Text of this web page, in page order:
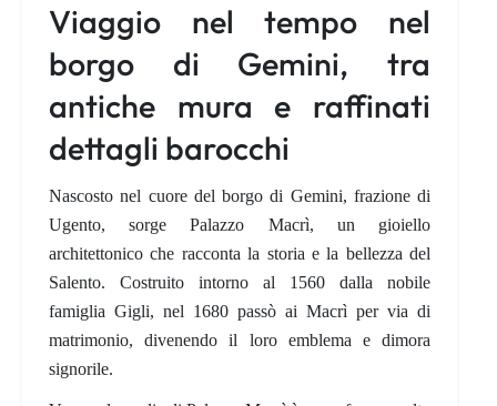
Viaggio nel tempo nel
borgo di Gemini, tra
antiche mura e raffinati
dettagli barocchi
Nascosto nel cuore del borgo di Gemini, frazione di
Ugento, sorgePalazzo Macrì, un gioiello
architettonico che racconta la storia e la bellezza del
Salento. Costruito intorno al 1560 dalla nobile
famiglia Gigli, nel 1680 passò ai Macrì per via di
matrimonio, divenendo il loro emblema e dimora
signorile.